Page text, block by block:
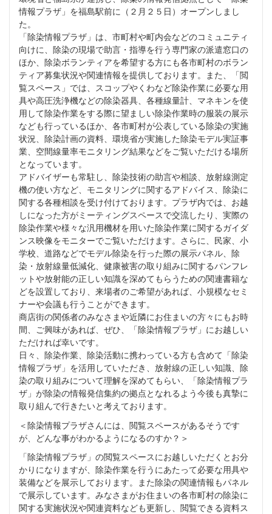
情報プラザ」を福島駅前に（２月２５日）オープンしまし
た。
「除染情報プラザ」は、市町村や町内会などのコミュニティ
向けに、除染の現場で助言・指導を行う専門家の派遣窓口の
ほか、除染ボランティアを希望する方にも各市町村のボラン
ティア募集状況や関連情報を提供しております。また、「閲
覧スペース」では、スコップやくわなど除染作業に必要な用
具や高圧洗浄機などの除染器具、各種線量計、マネキンを使
用して除染作業をする際に望ましい除染作業時の服装の展示
なども行っているほか、各市町村が公表している除染の実施
状況、除染計画の資料、環境省が実施した除染モデル実証事
業、空間線量率モニタリング結果などをご覧いただける場所
となっています。
アドバイザーも常駐し、除染技術の助言や相談、放射線測定
機の使い方など、モニタリングに関するアドバイス、除染に
関する各種相談を受け付けております。プラザ内では、お越
しになった方がミーティングスペースで交流したり、実際の
除染作業や様々な汎用機材を用いた除染作業に関するガイダ
ンス映像をモニターでご覧いただけます。さらに、民家、小
学校、道路などでモデル除染を行った際の展示パネル、除
染・放射線量低減化、健康被害の取り組みに関するパンフレ
ットや放射能の正しい知識を深めてもらうための関連書籍な
どを設置しており、来場者のご希望があれば、小規模なセミ
ナーや会議も行うことができます。
商店街の関係者のみなさまや近隣にお住まいの方々にもお時
間、ご興味があれば、ぜひ、「除染情報プラザ」にお越しい
ただければ幸いです。
日々、除染作業、除染活動に携わっている方も含めて「除染
情報プラザ」を活用していただき、放射線の正しい知識、除
染の取り組みについて理解を深めてもらい、「除染情報プラ
ザ」が除染の情報発信集約の拠点となれるよう今後も真摯に
取り組んで行きたいと考えております。
＜除染情報プラザさんには、閲覧スペースがあるそうです
が、どんな事がわかるようになるのすか？＞
「除染情報プラザ」の閲覧スペースにお越しいただくとお分
かりになりますが、除染作業を行うにあたって必要な用具や
装備などを展示しております。また除染の関連情報もパネル
で展示しています。みなさまがお住まいの各市町村の除染に
関する実施状況や関連資料なども更新し、閲覧できる資料ス